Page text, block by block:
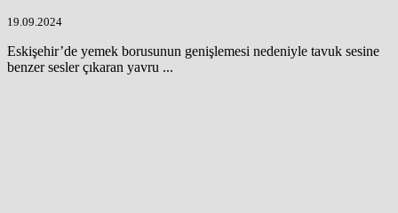
19.09.2024
Eskişehir’de yemek borusunun genişlemesi nedeniyle tavuk sesine
benzer sesler çıkaran yavru ...